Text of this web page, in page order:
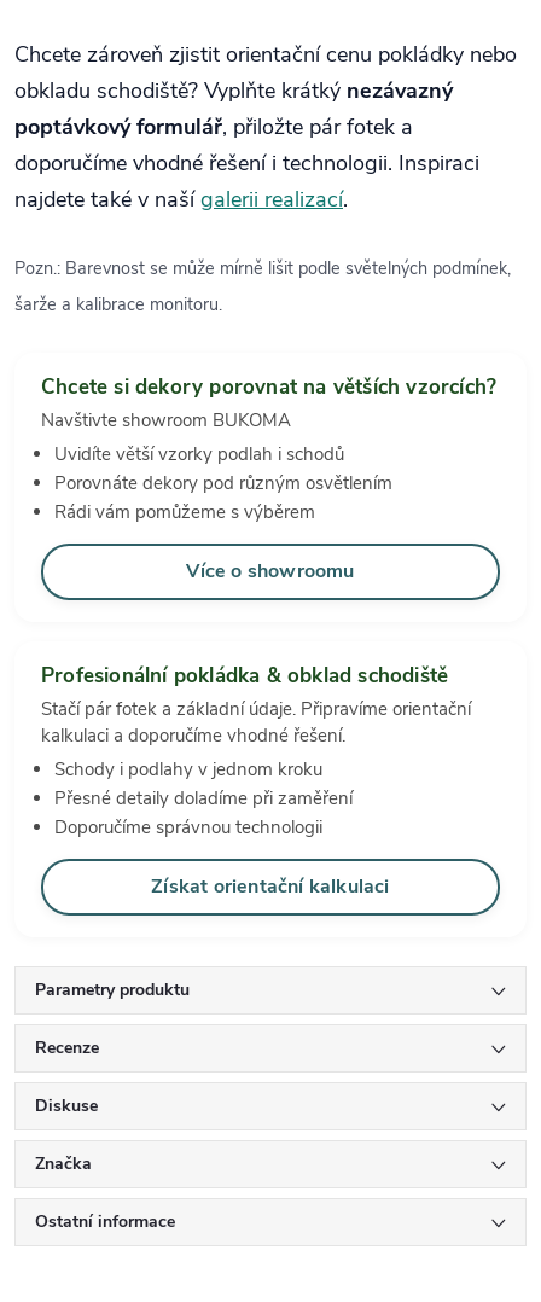
Chcete zároveň zjistit orientační cenu pokládky nebo
obkladu schodiště? Vyplňte krátký nezávazný
poptávkový formulář, přiložte pár fotek a
doporučíme vhodné řešení i technologii. Inspiraci
najdete také v našígalerii realizací.
Pozn.: Barevnost se může mírně lišit podle světelných podmínek,
šarže a kalibrace monitoru.
Chcete si dekory porovnat na větších vzorcích?
Navštivte showroom BUKOMA
Uvidíte větší vzorky podlah i schodů
Porovnáte dekory pod různým osvětlením
Rádi vám pomůžeme s výběrem
Více o showroomu
Profesionální pokládka & obklad schodiště
Stačí pár fotek a základní údaje. Připravíme orientační
kalkulaci a doporučíme vhodné řešení.
Schody i podlahy v jednom kroku
Přesné detaily doladíme při zaměření
Doporučíme správnou technologii
Získat orientační kalkulaci
Parametry produktu
Recenze
Diskuse
Značka
Ostatní informace